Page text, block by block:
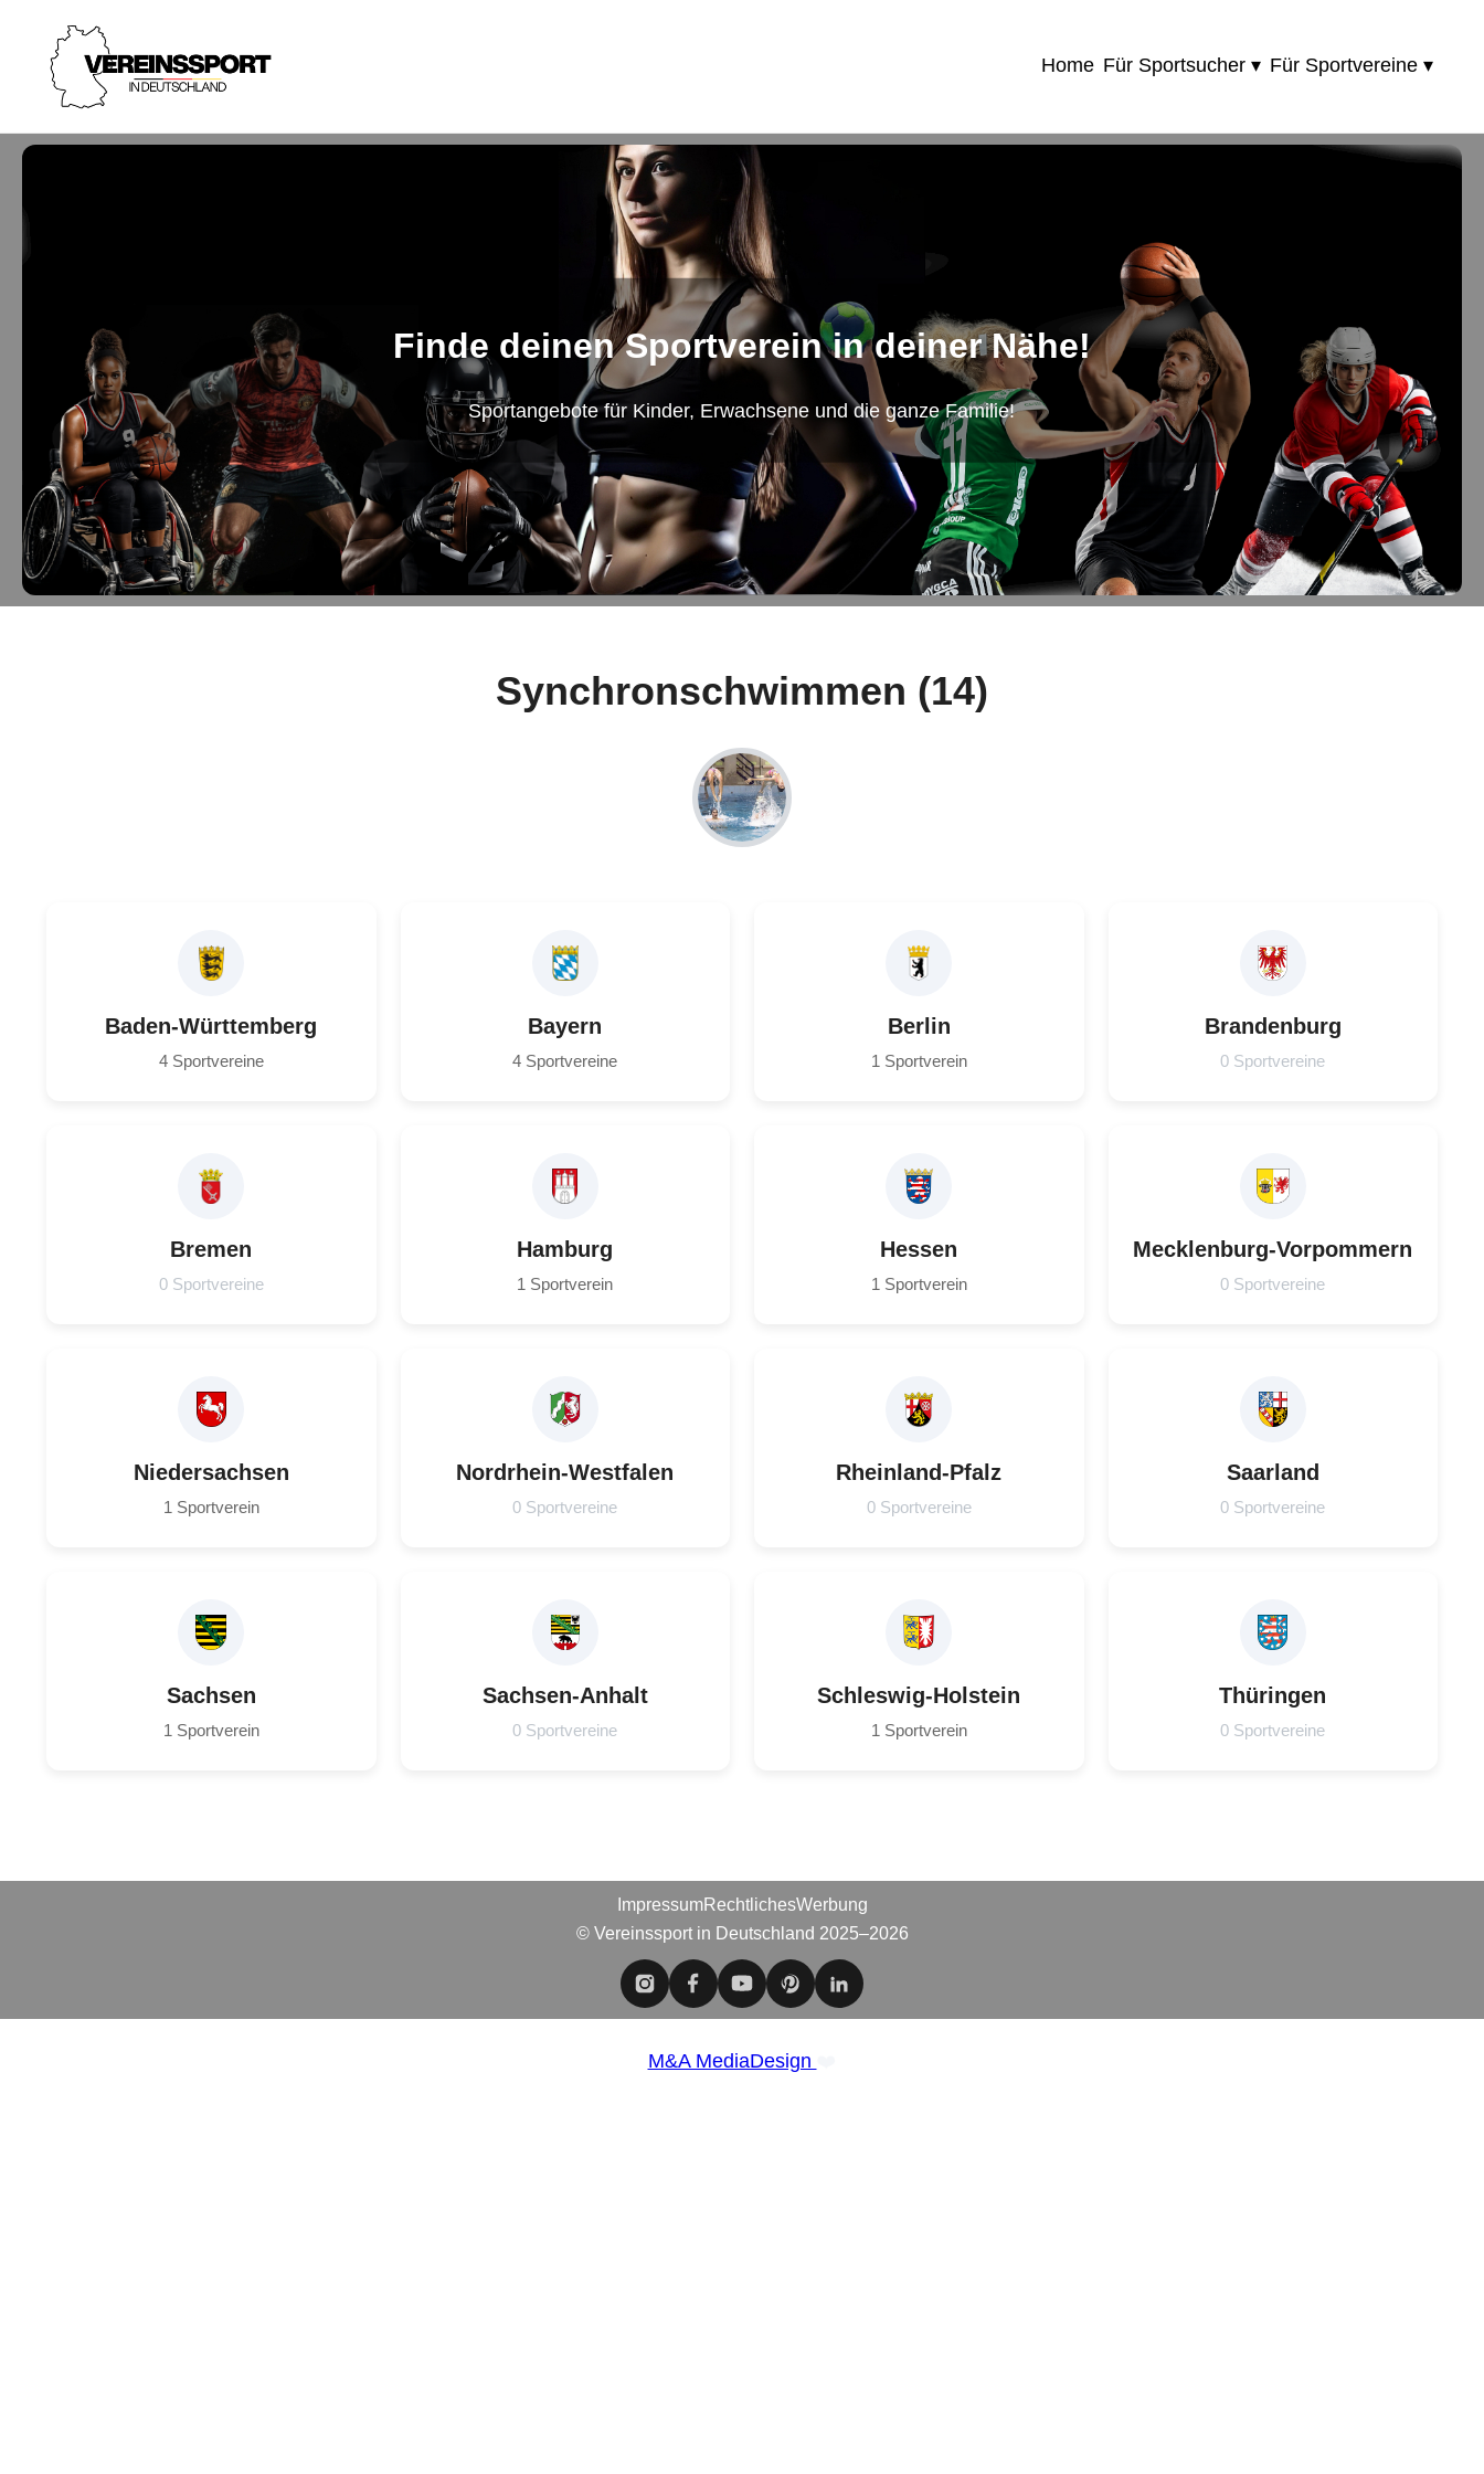
Home Für Sportsucher ▾ Für Sportvereine ▾
Finde deinen Sportverein in deiner Nähe!
Sportangebote für Kinder, Erwachsene und die ganze Familie!
Synchronschwimmen (14)
Baden-Württemberg
4 Sportvereine
Bayern
4 Sportvereine
Berlin
1 Sportverein
Brandenburg
0 Sportvereine
Bremen
0 Sportvereine
Hamburg
1 Sportverein
Hessen
1 Sportverein
Mecklenburg-Vorpommern
0 Sportvereine
Niedersachsen
1 Sportverein
Nordrhein-Westfalen
0 Sportvereine
Rheinland-Pfalz
0 Sportvereine
Saarland
0 Sportvereine
Sachsen
1 Sportverein
Sachsen-Anhalt
0 Sportvereine
Schleswig-Holstein
1 Sportverein
Thüringen
0 Sportvereine
ImpressumRechtlichesWerbung
© Vereinssport in Deutschland 2025–2026
M&A MediaDesign